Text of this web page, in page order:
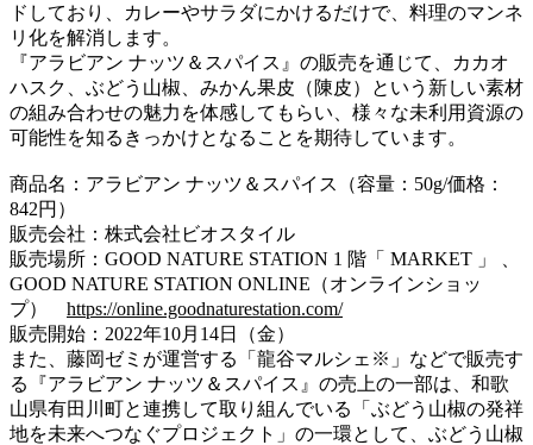
ドしており、カレーやサラダにかけるだけで、料理のマンネ
リ化を解消します。
『アラビアン ナッツ＆スパイス』の販売を通じて、カカオ
ハスク、ぶどう山椒、みかん果皮（陳皮）という新しい素材
の組み合わせの魅力を体感してもらい、様々な未利用資源の
可能性を知るきっかけとなることを期待しています。
商品名：アラビアン ナッツ＆スパイス（容量：50g/価格：
842円）
販売会社：株式会社ビオスタイル
販売場所：GOOD NATURE STATION 1 階「 MARKET 」 、
GOOD NATURE STATION ONLINE（オンラインショッ
プ） https://online.goodnaturestation.com/
販売開始：2022年10月14日（金）
また、藤岡ゼミが運営する「龍谷マルシェ※」などで販売す
る『アラビアン ナッツ＆スパイス』の売上の一部は、和歌
山県有田川町と連携して取り組んでいる「ぶどう山椒の発祥
地を未来へつなぐプロジェクト」の一環として、ぶどう山椒